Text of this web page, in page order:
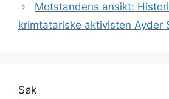
Motstandens ansikt:
krimtatariske aktivisten Ayder
Søk